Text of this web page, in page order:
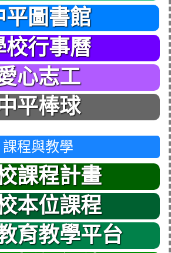
平圖書館
校行事曆
心志工
平棒球
課程與教學
課程計畫
本位課程
育教學平台